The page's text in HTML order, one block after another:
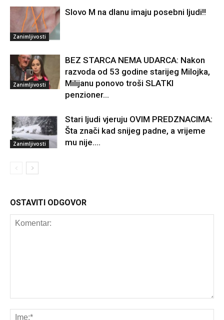
Zanimljivosti
Slovo M na dlanu imaju posebni ljudi!!
Zanimljivosti
BEZ STARCA NEMA UDARCA: Nakon
razvoda od 53 godine starijeg Milojka,
Milijanu ponovo troši SLATKI
penzioner…
Zanimljivosti
Stari ljudi vjeruju OVIM PREDZNACIMA:
Šta znači kad snijeg padne, a vrijeme
mu nije….
OSTAVITI ODGOVOR